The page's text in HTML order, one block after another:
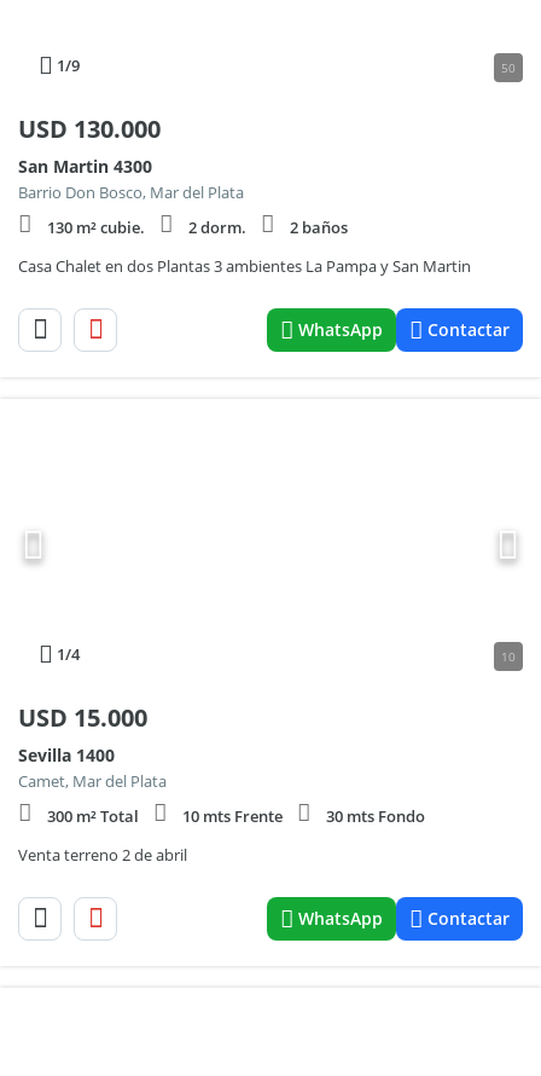
1/9 50
USD 130.000
San Martin 4300
Barrio Don Bosco, Mar del Plata
130 m² cubie.
2 dorm.
2 baños
Casa Chalet en dos Plantas 3 ambientes La Pampa y San Martin
WhatsApp Contactar
1/4 10
USD 15.000
Sevilla 1400
Camet, Mar del Plata
300 m² Total
10 mts Frente
30 mts Fondo
Venta terreno 2 de abril
WhatsApp Contactar